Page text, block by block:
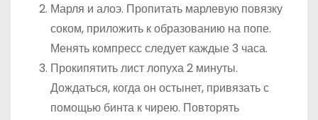
Марля и алоэ. Пропитать марлевую повязку
соком, приложить к образованию на попе.
Менять компресс следует каждые 3 часа.
Прокипятить лист лопуха 2 минуты.
Дождаться, когда он остынет, привязать с
помощью бинта к чирею. Повторять